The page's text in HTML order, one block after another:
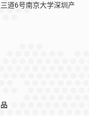
道6号南京大学深圳产